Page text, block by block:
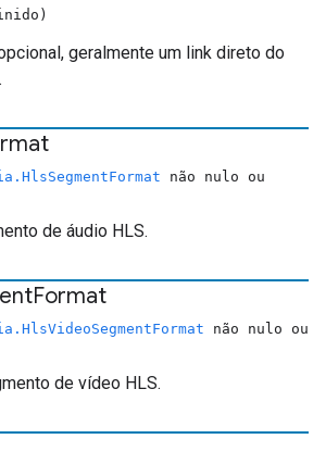
geralmente um link direto do
não nulo ou
de áudio HLS.
Format
não nulo ou
de vídeo HLS.